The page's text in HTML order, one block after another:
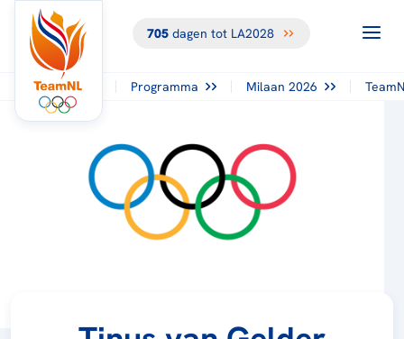
705dagen tot LA2028
Programma Milaan 2026